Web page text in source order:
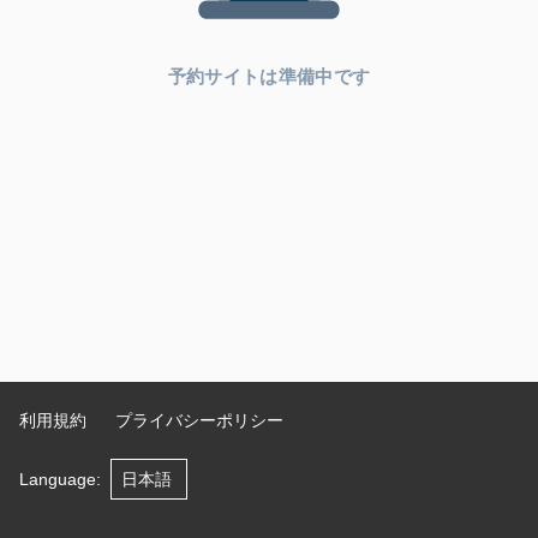
予約サイトは準備中です
利用規約 プライバシーポリシー
Language: